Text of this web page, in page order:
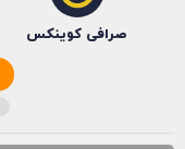
صرافی کوینکس